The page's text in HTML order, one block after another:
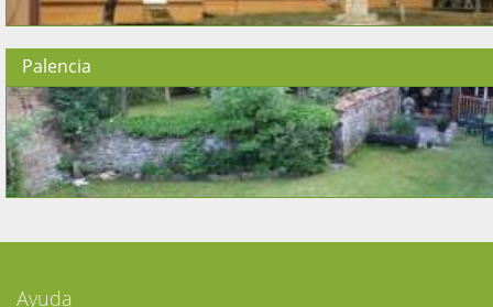
Palencia
Ayuda